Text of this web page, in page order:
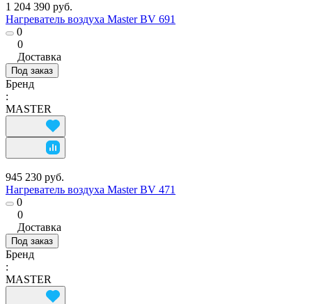
1 204 390 руб.
Нагреватель воздуха Master BV 691
0
0
Доставка
Под заказ
Бренд
:
MASTER
945 230 руб.
Нагреватель воздуха Master BV 471
0
0
Доставка
Под заказ
Бренд
:
MASTER